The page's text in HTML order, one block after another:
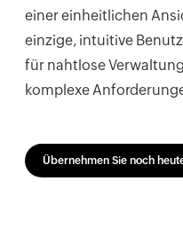
einer einheitlichen
einzige, intuitive
für nahtlose
komplexe
Übernehmen Sie noch